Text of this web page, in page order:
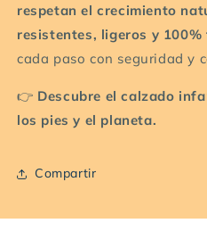
respetan el crecimiento
resistentes, ligeros y 100%
cada paso con seguridad y
👉 Descubre el calzado
los pies y el planeta.
Compartir